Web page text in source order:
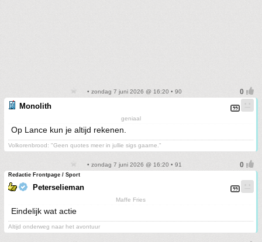
• zondag 7 juni 2026 @ 16:20 • 90
Monolith
geniaal
Op Lance kun je altijd rekenen.
Volkorenbrood: "Geen quotes meer in jullie sigs gaarne."
• zondag 7 juni 2026 @ 16:20 • 91
Redactie Frontpage / Sport
Peterselieman
Maffe Fries
Eindelijk wat actie
Altijd onderweg naar het avontuur